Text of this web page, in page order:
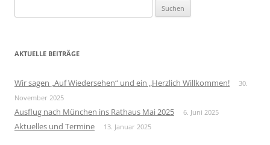
u
h
n
a
c
AKTUELLE BEITRÄGE
Wir sagen „Auf Wiedersehen“ und ein „Herzlich Willkommen!
30.
November 2025
Ausflug nach München ins Rathaus Mai 2025 6. Juni 2025
Aktuelles und Termine 13. Januar 2025